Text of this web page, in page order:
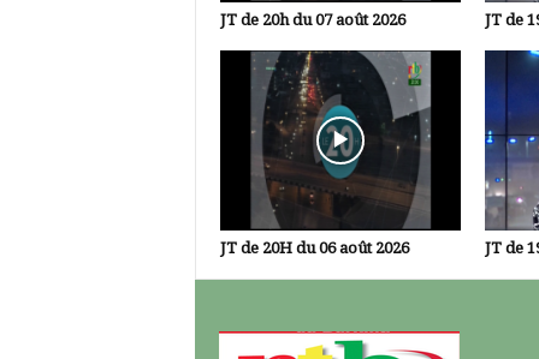
JT de 20h du 07 août 2026 JT de
JT de 20H du 06 août 2026 JT de